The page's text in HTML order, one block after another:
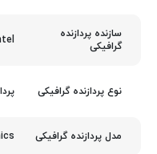
سازنده پردازنده
گرافیکی
نوع پردازنده گرافیکی
مدل پردازنده گرافیکی